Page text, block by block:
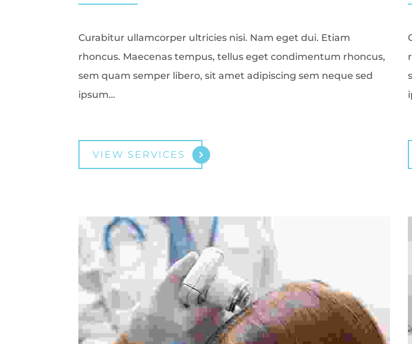
Curabitur ullamcorper ultricies nisi. Nam eget dui. Etiam
rhoncus. Maecenas tempus, tellus eget condimentum rhoncus,
sem quam semper libero, sit amet adipiscing sem neque sed
ipsum…
VIEW SERVICES